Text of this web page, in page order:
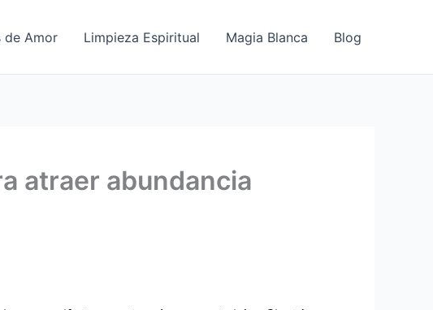
de Amor Limpieza Espiritual Magia Blanca Blog
atraer abundancia